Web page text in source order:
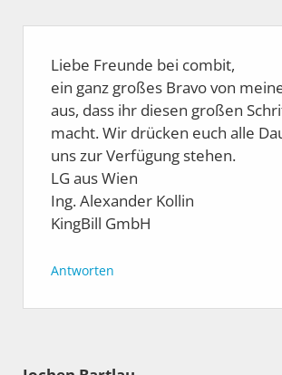
Liebe Freunde bei combit,
ein ganz großes Bravo von
aus, dass ihr diesen großen
macht. Wir drücken euch alle
uns zur Verfügung stehen.
LG aus Wien
Ing. Alexander Kollin
KingBill GmbH
Antworten